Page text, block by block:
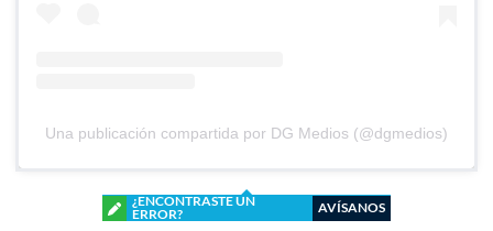
Una publicación compartida por DG Medios (@dgmedios)
¿ENCONTRASTE UN
ERROR?
AVÍSANOS